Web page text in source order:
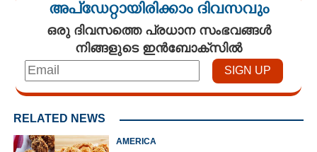
അപ്ഡേറ്റായിരിക്കാം ദിവസവും
ഒരു ദിവസത്തെ പ്രധാന സംഭവങ്ങൾ
നിങ്ങളുടെ ഇൻബോക്സിൽ
RELATED NEWS
AMERICA